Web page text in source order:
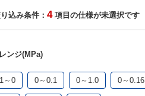
込み条件： 4項目の仕様が未選択です
ンジ(MPa)
～0 0～0.1 0～1.0 0～0.16